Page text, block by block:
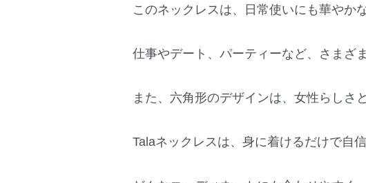
このネックレスは、日常使いにも華やか
仕事やデート、パーティーなど、さまざ
また、六角形のデザインは、女性らしさ
Talaネックレスは、身に着けるだけで自